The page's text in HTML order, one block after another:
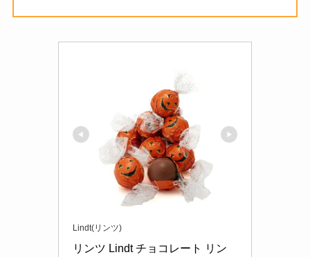
Lindt(リンツ)
リンツ Lindt チョコレート リン